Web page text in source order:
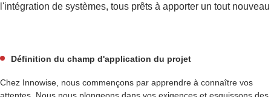
l'intégration de systèmes, tous prêts à apporter un tout
Définition du champ d'application du projet
Chez Innowise, nous commençons par apprendre à connaître vos
attentes. Nous nous plongeons dans vos exigences et esquissons des